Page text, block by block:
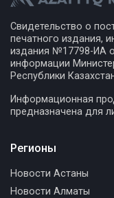
Свидетельство о
печатного издания,
издания №17798-ИА
информации
Республики
Информационная
предназначена для
Регионы
Новости Астаны
Новости Алматы